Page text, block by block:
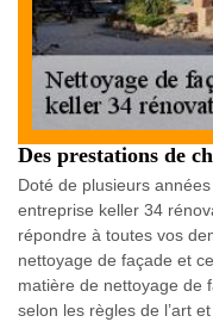
Des prestations de
Doté de plusieurs
entreprise keller 34
répondre à toutes vos
nettoyage de façade et
matière de nettoyage de
selon les règles de l’art